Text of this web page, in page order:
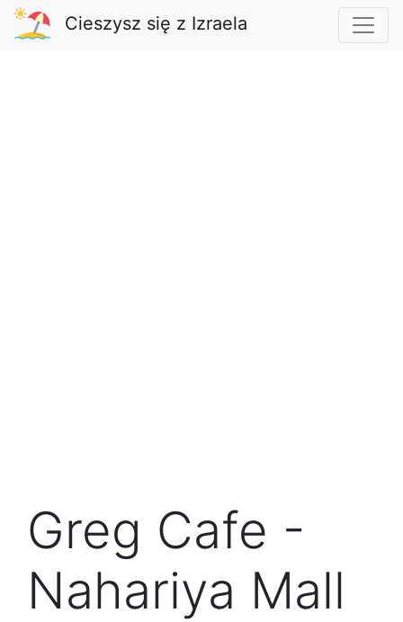
Cieszysz się z Izraela
Greg Cafe -
Nahariya Mall